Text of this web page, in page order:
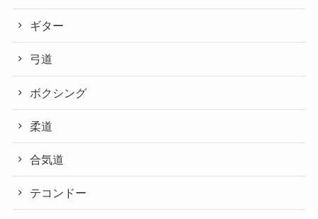
ギター
弓道
ボクシング
柔道
合気道
テコンドー